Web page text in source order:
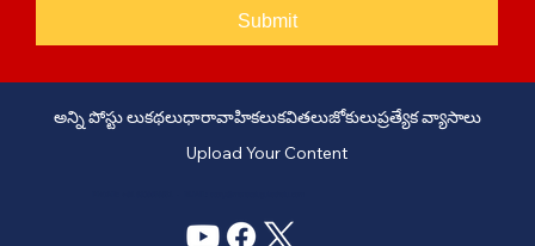
Submit
అన్ని పోస్టు లుకథలుధారావాహికలుకవితలుజోకులుప్రత్యేక వ్యాసాలు
Upload Your Content